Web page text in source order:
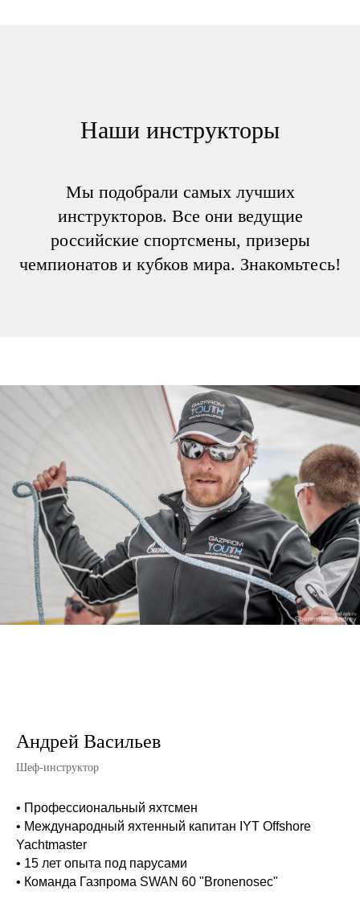
Наши инструкторы
Мы подобрали самых лучших
инструкторов. Все они ведущие
российские спортсмены, призеры
чемпионатов и кубков мира. Знакомьтесь!
Андрей Васильев
Шеф-инструктор
• Профессиональный яхтсмен
• Международный яхтенный капитан IYT Offshore
Yachtmaster
• 15 лет опыта под парусами
• Команда Газпрома SWAN 60 "Bronenosec"